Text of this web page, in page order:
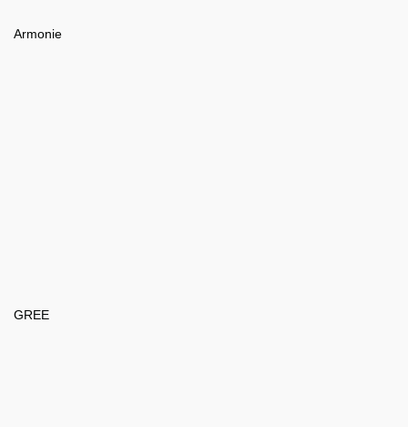
Armonie
GREE